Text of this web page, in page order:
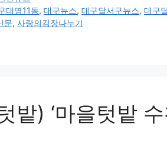
대명11동,대구뉴스,대구달서구뉴스,대구
문, 사랑의김장나누기
) ‘마을텃밭